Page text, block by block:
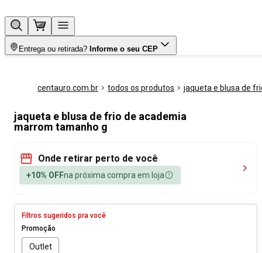
Entrega ou retirada? Informe o seu CEP
centauro.com.br todos os produtos jaqueta e blusa de
jaqueta e blusa de frio de academia
marrom tamanho g
Onde retirar perto de você
+10% OFFna próxima compra em loja
Filtros sugeridos pra você
Promoção
Outlet